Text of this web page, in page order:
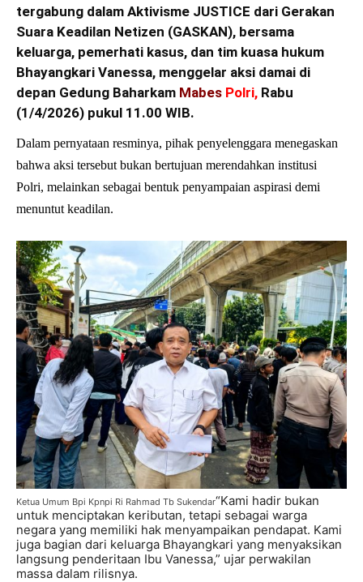
tergabung dalam Aktivisme JUSTICE dari Gerakan
Suara Keadilan Netizen (GASKAN), bersama
keluarga, pemerhati kasus, dan tim kuasa hukum
Bhayangkari Vanessa, menggelar aksi damai di
depan Gedung Baharkam Mabes Polri, Rabu
(1/4/2026) pukul 11.00 WIB.
Dalam pernyataan resminya, pihak penyelenggara menegaskan
bahwa aksi tersebut bukan bertujuan merendahkan institusi
Polri, melainkan sebagai bentuk penyampaian aspirasi demi
menuntut keadilan.
Ketua Umum Bpi Kpnpi Ri Rahmad Tb Sukendar“Kami hadir bukan
untuk menciptakan keributan, tetapi sebagai warga
negara yang memiliki hak menyampaikan pendapat. Kami
juga bagian dari keluarga Bhayangkari yang menyaksikan
langsung penderitaan Ibu Vanessa,” ujar perwakilan
massa dalam rilisnya.